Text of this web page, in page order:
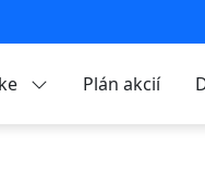
Plán akcií